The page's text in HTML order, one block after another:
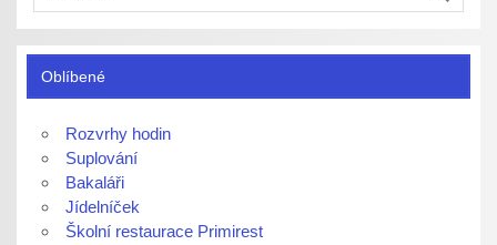
Oblíbené
Rozvrhy hodin
Suplování
Bakaláři
Jídelníček
Školní restaurace Primirest